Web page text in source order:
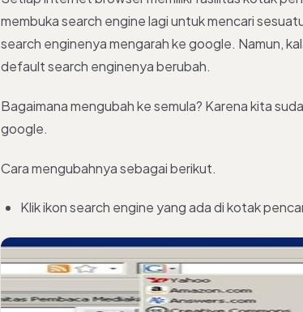
membuka search engine lagi untuk mencari
search enginenya mengarah ke google. Namun,
default search enginenya berubah.
Bagaimana mengubah ke semula? Karena kita
google.
Cara mengubahnya sebagai berikut.
Klik ikon search engine yang ada di kotak